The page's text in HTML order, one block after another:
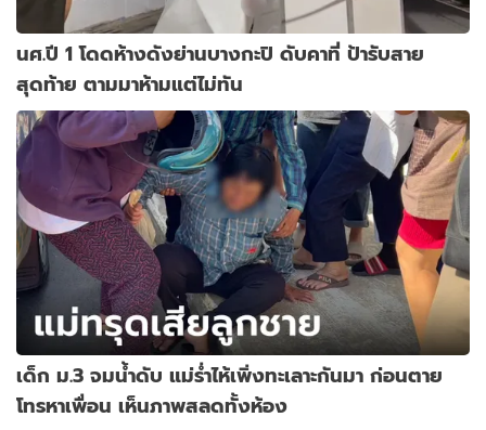
นศ.ปี 1 โดดห้างดังย่านบางกะปิ ดับคาที่ ป้ารับสาย
สุดท้าย ตามมาห้ามแต่ไม่ทัน
เด็ก ม.3 จมน้ำดับ แม่ร่ำไห้เพิ่งทะเลาะกันมา ก่อนตาย
โทรหาเพื่อน เห็นภาพสลดทั้งห้อง